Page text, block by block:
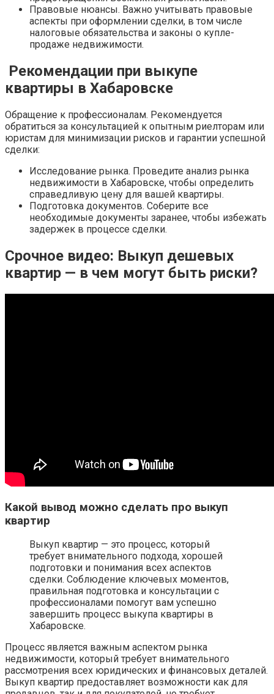
Правовые нюансы. Важно учитывать правовые
аспекты при оформлении сделки, в том числе
налоговые обязательства и законы о купле-
продаже недвижимости.
Рекомендации при выкупе
квартиры в Хабаровске
Обращение к профессионалам. Рекомендуется
обратиться за консультацией к опытным риелторам или
юристам для минимизации рисков и гарантии успешной
сделки:
Исследование рынка. Проведите анализ рынка
недвижимости в Хабаровске, чтобы определить
справедливую цену для вашей квартиры.
Подготовка документов. Соберите все
необходимые документы заранее, чтобы избежать
задержек в процессе сделки.
Срочное видео: Выкуп дешевых
квартир — в чем могут быть риски?
Какой вывод можно сделать про выкуп
квартир
Выкуп квартир — это процесс, который
требует внимательного подхода, хорошей
подготовки и понимания всех аспектов
сделки. Соблюдение ключевых моментов,
правильная подготовка и консультации с
профессионалами помогут вам успешно
завершить процесс выкупа квартиры в
Хабаровске.
Процесс является важным аспектом рынка
недвижимости, который требует внимательного
рассмотрения всех юридических и финансовых деталей.
Выкуп квартир предоставляет возможности как для